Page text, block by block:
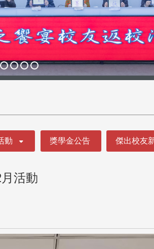
動 獎學金公告 傑出校友
活動